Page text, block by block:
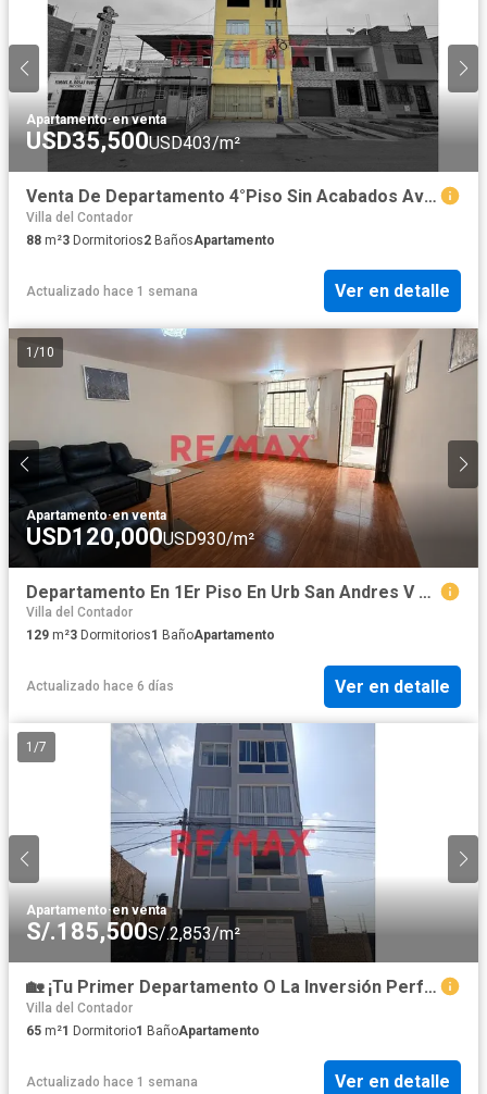
Apartamento·en venta
USD35,500USD403/m²
Venta De Departamento 4°Piso Sin Acabados Av Condorcanqui A Una Cdra De Complejo Recreacional Arco Iris
Villa del Contador
88 m²3 Dormitorios2 BañosApartamento
Actualizado hace 1 semana Ver en detalle
1 /10
Apartamento·en venta
USD120,000USD930/m²
Departamento En 1Er Piso En Urb San Andres V Etapa
Villa del Contador
129 m²3 Dormitorios1 BañoApartamento
Actualizado hace 6 días Ver en detalle
1 /7
Apartamento·en venta
S/.185,500S/.2,853/m²
🏡 ¡Tu Primer Departamento O La Inversión Perfecta Está Aquí!
Villa del Contador
65 m²1 Dormitorio1 BañoApartamento
Actualizado hace 1 semana Ver en detalle